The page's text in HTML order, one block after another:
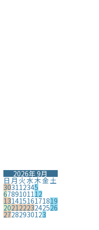
2026年 9月
日月火水木金土
303112345
6789101112
13141516171819
20212223242526
27282930123